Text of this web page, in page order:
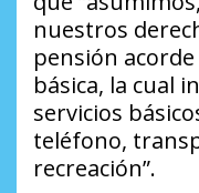
nuestros
pensión
básica, la cual
servicios
teléfono,
recreación”.